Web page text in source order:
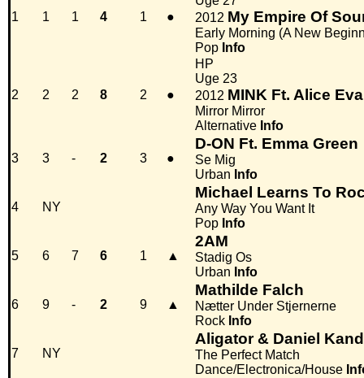
1 1 1 4 1 ●
2012 My Empire Of
Early Morning (A New
Pop Info
2 2 2 8 2 ●
HP
Uge 23
2012 MINK Ft. Alice Eva
Mirror Mirror
Alternative Info
3 3 - 2 3 ●
D-ON Ft. Emma Green
Se Mig
Urban Info
4 NY
Michael Learns To
Any Way You Want It
Pop Info
5 6 7 6 1 ▲
2AM
Stadig Os
Urban Info
6 9 - 2 9 ▲
Mathilde Falch
Nætter Under Stjernerne
Rock Info
7 NY
Aligator & Daniel
The Perfect Match
Dance/Electronica/House